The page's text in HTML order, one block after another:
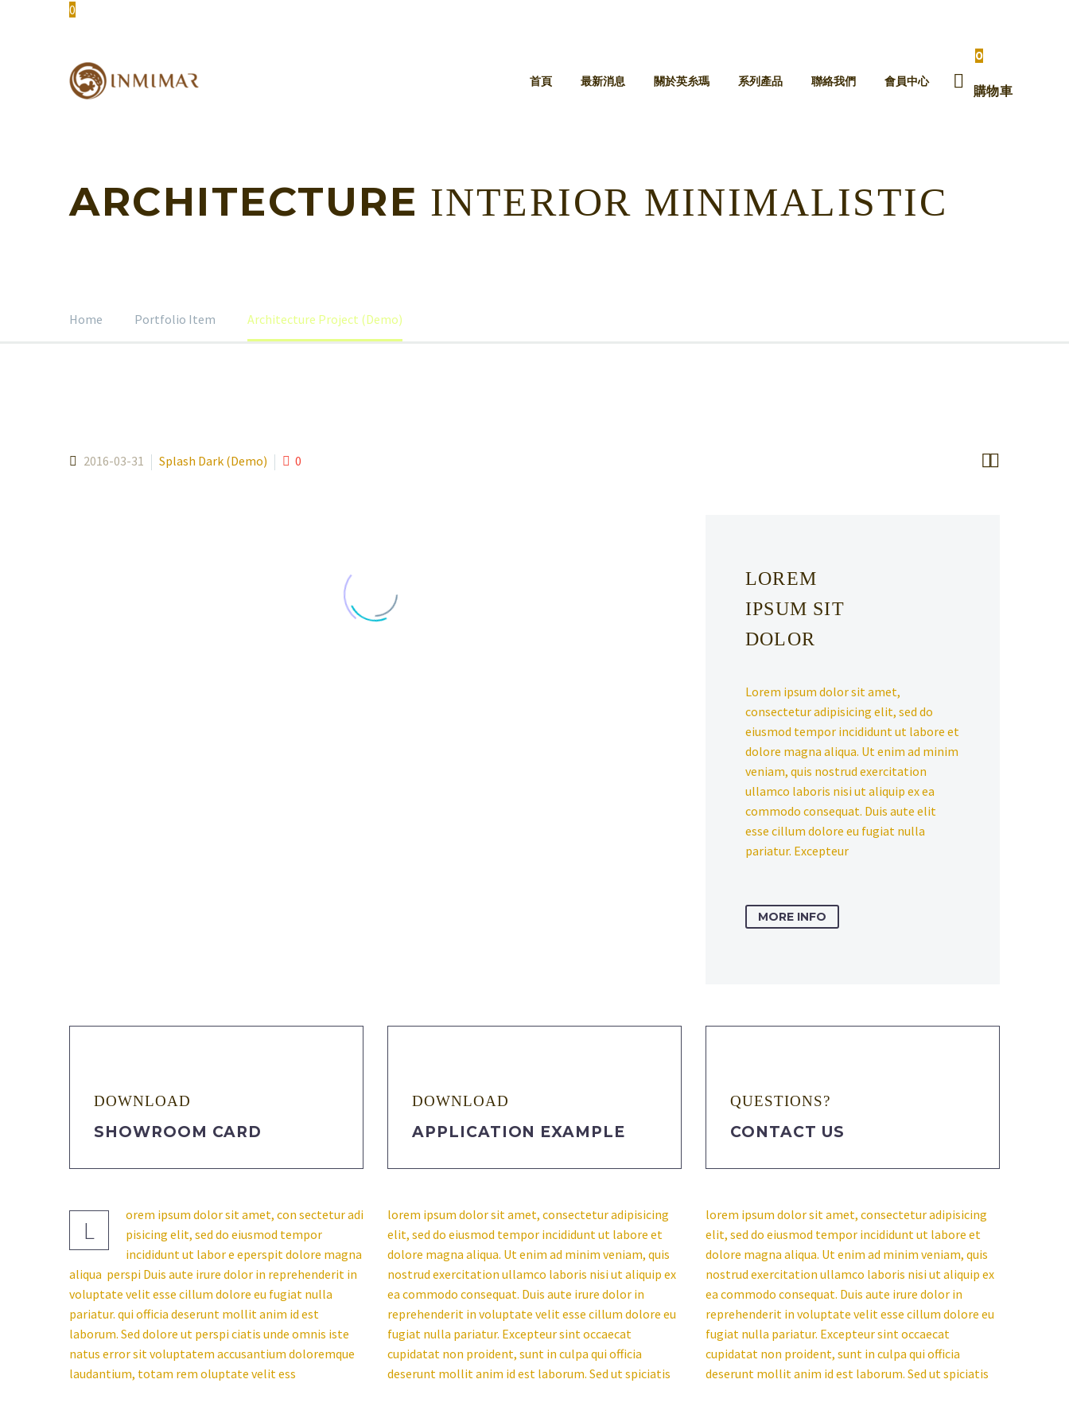
0
首頁 最新消息 關於英糸瑪 系列產品 聯絡我們 會員中心
0
購物車
ARCHITECTURE INTERIOR MINIMALISTIC
Home Portfolio Item Architecture Project (Demo)

2016-03-31 Splash Dark (Demo) 0
LOREM
IPSUM SIT
DOLOR
Lorem ipsum dolor sit amet,
consectetur adipisicing elit, sed do
eiusmod tempor incididunt ut labore et
dolore magna aliqua. Ut enim ad minim
veniam, quis nostrud exercitation
ullamco laboris nisi ut aliquip ex ea
commodo consequat. Duis aute elit
esse cillum dolore eu fugiat nulla
pariatur. Excepteur
MORE INFO
DOWNLOAD
SHOWROOM CARD
DOWNLOAD
APPLICATION EXAMPLE
QUESTIONS?
CONTACT US
L
orem ipsum dolor sit amet, con sectetur adi
pisicing elit, sed do eiusmod tempor
incididunt ut labor e eperspit dolore magna
aliqua perspi Duis aute irure dolor in reprehenderit in
voluptate velit esse cillum dolore eu fugiat nulla
pariatur. qui officia deserunt mollit anim id est
laborum. Sed dolore ut perspi ciatis unde omnis iste
natus error sit voluptatem accusantium doloremque
laudantium, totam rem oluptate velit ess
lorem ipsum dolor sit amet, consectetur adipisicing
elit, sed do eiusmod tempor incididunt ut labore et
dolore magna aliqua. Ut enim ad minim veniam, quis
nostrud exercitation ullamco laboris nisi ut aliquip ex
ea commodo consequat. Duis aute irure dolor in
reprehenderit in voluptate velit esse cillum dolore eu
fugiat nulla pariatur. Excepteur sint occaecat
cupidatat non proident, sunt in culpa qui officia
deserunt mollit anim id est laborum. Sed ut spiciatis
lorem ipsum dolor sit amet, consectetur adipisicing
elit, sed do eiusmod tempor incididunt ut labore et
dolore magna aliqua. Ut enim ad minim veniam, quis
nostrud exercitation ullamco laboris nisi ut aliquip ex
ea commodo consequat. Duis aute irure dolor in
reprehenderit in voluptate velit esse cillum dolore eu
fugiat nulla pariatur. Excepteur sint occaecat
cupidatat non proident, sunt in culpa qui officia
deserunt mollit anim id est laborum. Sed ut spiciatis